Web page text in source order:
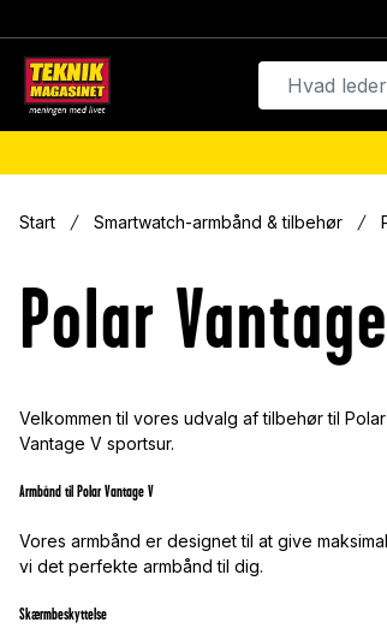
Start Smartwatch-armbånd & tilbehør
Polar
Velkommen til vores udvalg af tilbehør til
Vantage V sportsur.
Armbånd til Polar Vantage V
Vores armbånd er designet til at give
vi det perfekte armbånd til dig.
Skærmbeskyttelse